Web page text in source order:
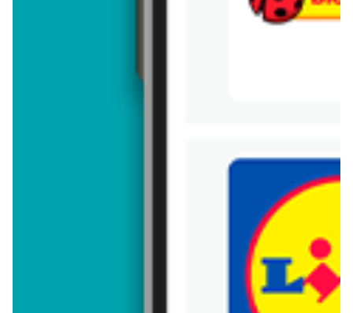
Trafiłeś na nieaktualną gazetkę